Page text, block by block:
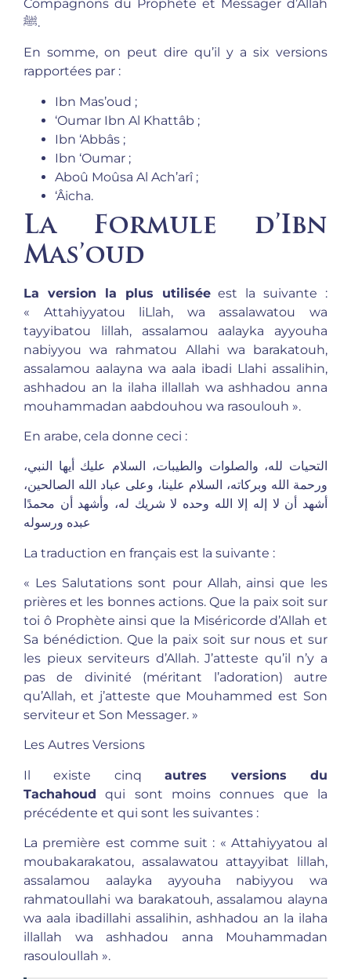
Compagnons du Prophète et Messager d’Allah
ﷺ.
En somme, on peut dire qu’il y a six versions
rapportées par :
Ibn Mas’oud ;
‘Oumar Ibn Al Khattâb ;
Ibn ‘Abbâs ;
Ibn ‘Oumar ;
Aboû Moûsa Al Ach’arî ;
‘Âicha.
La Formule d’Ibn
Mas’oud
La version la plus utiliséeest la suivante :
« Attahiyyatou liLlah, wa assalawatou wa
tayyibatou lillah, assalamou aalayka ayyouha
nabiyyou wa rahmatou Allahi wa barakatouh,
assalamou aalayna wa aala ibadi Llahi assalihin,
ashhadou an la ilaha illallah wa ashhadou anna
mouhammadan aabdouhou wa rasoulouh ».
En arabe, cela donne ceci :
التحيات لله، والصلوات والطيبات، السلام عليك أيها النبي،
ورحمة الله وبركاته، السلام علينا، وعلى عباد الله الصالحين،
أشهد أن لا إله إلا الله وحده لا شريك له، وأشهد أن محمدًا
عبده ورسوله
La traduction en français est la suivante :
« Les Salutations sont pour Allah, ainsi que les
prières et les bonnes actions. Que la paix soit sur
toi ô Prophète ainsi que la Miséricorde d’Allah et
Sa bénédiction. Que la paix soit sur nous et sur
les pieux serviteurs d’Allah. J’atteste qu’il n’y a
pas de divinité (méritant l’adoration) autre
qu’Allah, et j’atteste que Mouhammed est Son
serviteur et Son Messager. »
Les Autres Versions
Il existe cinqautres versions du
Tachahoud qui sont moins connues que la
précédente et qui sont les suivantes :
La première est comme suit : « Attahiyyatou al
moubakarakatou, assalawatou attayyibat lillah,
assalamou aalayka ayyouha nabiyyou wa
rahmatoullahi wa barakatouh, assalamou alayna
wa aala ibadillahi assalihin, ashhadou an la ilaha
illallah wa ashhadou anna Mouhammadan
rasouloullah ».